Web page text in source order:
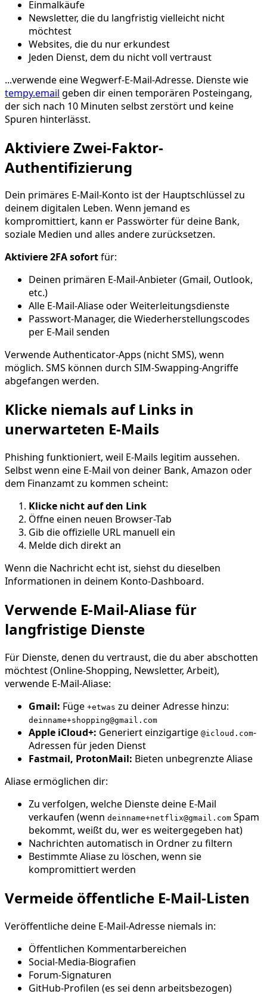
Einmalkäufe
Newsletter, die du langfristig vielleicht nicht
möchtest
Websites, die du nur erkundest
Jeden Dienst, dem du nicht voll vertraust
...verwende eine Wegwerf-E-Mail-Adresse. Dienste wie
tempy.email geben dir einen temporären Posteingang,
der sich nach 10 Minuten selbst zerstört und keine
Spuren hinterlässt.
Aktiviere Zwei-Faktor-
Authentifizierung
Dein primäres E-Mail-Konto ist der Hauptschlüssel zu
deinem digitalen Leben. Wenn jemand es
kompromittiert, kann er Passwörter für deine Bank,
soziale Medien und alles andere zurücksetzen.
Aktiviere 2FA sofortfür:
Deinen primären E-Mail-Anbieter (Gmail, Outlook,
etc.)
Alle E-Mail-Aliase oder Weiterleitungsdienste
Passwort-Manager, die Wiederherstellungscodes
per E-Mail senden
Verwende Authenticator-Apps (nicht SMS), wenn
möglich. SMS können durch SIM-Swapping-Angriffe
abgefangen werden.
Klicke niemals auf Links in
unerwarteten E-Mails
Phishing funktioniert, weil E-Mails legitim aussehen.
Selbst wenn eine E-Mail von deiner Bank, Amazon oder
dem Finanzamt zu kommen scheint:
Klicke nicht auf den Link
Öffne einen neuen Browser-Tab
Gib die offizielle URL manuell ein
Melde dich direkt an
Wenn die Nachricht echt ist, siehst du dieselben
Informationen in deinem Konto-Dashboard.
Verwende E-Mail-Aliase für
langfristige Dienste
Für Dienste, denen du vertraust, die du aber abschotten
möchtest (Online-Shopping, Newsletter, Arbeit),
verwende E-Mail-Aliase:
Gmail: Füge +etwas zu deiner Adresse hinzu:
deinname+shopping@gmail.com
Apple iCloud+: Generiert einzigartige @icloud.com-
Adressen für jeden Dienst
Fastmail, ProtonMail: Bieten unbegrenzte Aliase
Aliase ermöglichen dir:
Zu verfolgen, welche Dienste deine E-Mail
verkaufen (wenn deinname+netflix@gmail.com Spam
bekommt, weißt du, wer es weitergegeben hat)
Nachrichten automatisch in Ordner zu filtern
Bestimmte Aliase zu löschen, wenn sie
kompromittiert werden
Vermeide öffentliche E-Mail-Listen
Veröffentliche deine E-Mail-Adresse niemals in:
Öffentlichen Kommentarbereichen
Social-Media-Biografien
Forum-Signaturen
GitHub-Profilen (es sei denn arbeitsbezogen)